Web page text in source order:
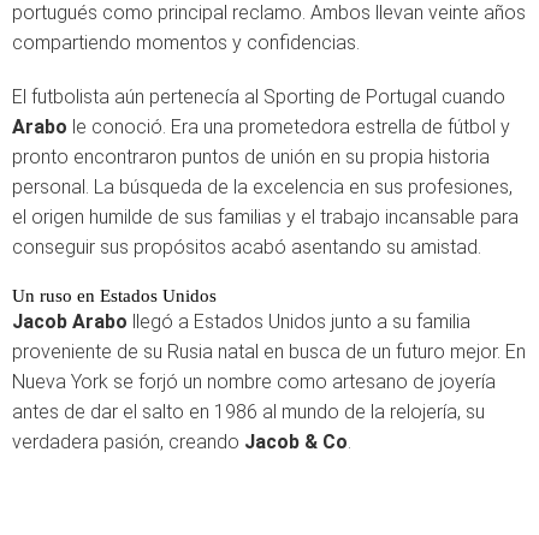
portugués como principal reclamo. Ambos llevan veinte años
compartiendo momentos y confidencias.
El futbolista aún pertenecía al Sporting de Portugal cuando
Arabo le conoció. Era una prometedora estrella de fútbol y
pronto encontraron puntos de unión en su propia historia
personal. La búsqueda de la excelencia en sus profesiones,
el origen humilde de sus familias y el trabajo incansable para
conseguir sus propósitos acabó asentando su amistad.
Un ruso en Estados Unidos
Jacob Arabo llegó a Estados Unidos junto a su familia
proveniente de su Rusia natal en busca de un futuro mejor. En
Nueva York se forjó un nombre como artesano de joyería
antes de dar el salto en 1986 al mundo de la relojería, su
verdadera pasión, creando Jacob & Co.